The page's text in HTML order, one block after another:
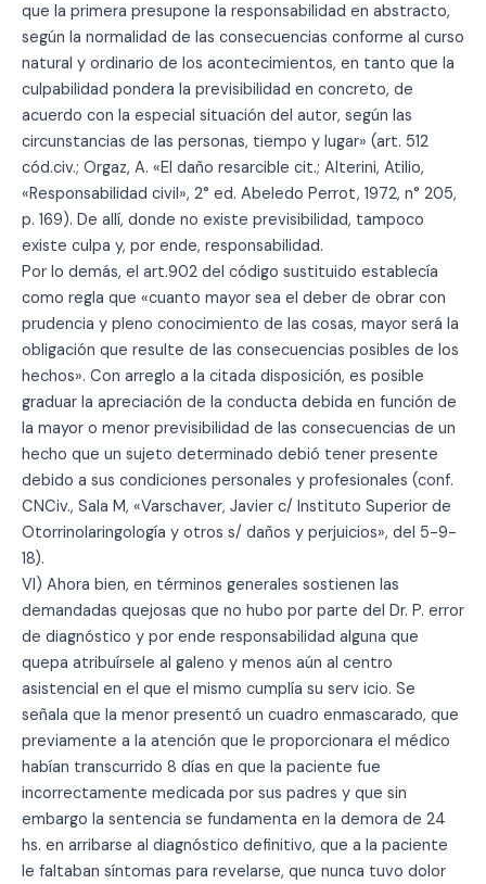
que la primera presupone la responsabilidad en abstracto,
según la normalidad de las consecuencias conforme al curso
natural y ordinario de los acontecimientos, en tanto que la
culpabilidad pondera la previsibilidad en concreto, de
acuerdo con la especial situación del autor, según las
circunstancias de las personas, tiempo y lugar» (art. 512
cód.civ.; Orgaz, A. «El daño resarcible cit.; Alterini, Atilio,
«Responsabilidad civil», 2° ed. Abeledo Perrot, 1972, n° 205,
p. 169). De allí, donde no existe previsibilidad, tampoco
existe culpa y, por ende, responsabilidad.
Por lo demás, el art.902 del código sustituido establecía
como regla que «cuanto mayor sea el deber de obrar con
prudencia y pleno conocimiento de las cosas, mayor será la
obligación que resulte de las consecuencias posibles de los
hechos». Con arreglo a la citada disposición, es posible
graduar la apreciación de la conducta debida en función de
la mayor o menor previsibilidad de las consecuencias de un
hecho que un sujeto determinado debió tener presente
debido a sus condiciones personales y profesionales (conf.
CNCiv., Sala M, «Varschaver, Javier c/ Instituto Superior de
Otorrinolaringología y otros s/ daños y perjuicios», del 5-9-
18).
VI) Ahora bien, en términos generales sostienen las
demandadas quejosas que no hubo por parte del Dr. P. error
de diagnóstico y por ende responsabilidad alguna que
quepa atribuírsele al galeno y menos aún al centro
asistencial en el que el mismo cumplía su serv icio. Se
señala que la menor presentó un cuadro enmascarado, que
previamente a la atención que le proporcionara el médico
habían transcurrido 8 días en que la paciente fue
incorrectamente medicada por sus padres y que sin
embargo la sentencia se fundamenta en la demora de 24
hs. en arribarse al diagnóstico definitivo, que a la paciente
le faltaban síntomas para revelarse, que nunca tuvo dolor